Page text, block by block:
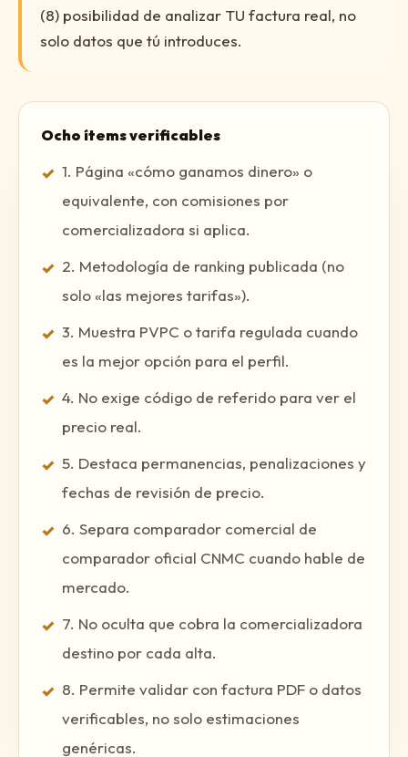
(8) posibilidad de analizar TU factura real, no
solo datos que tú introduces.
Ocho ítems verificables
✓ 1. Página «cómo ganamos dinero» o
equivalente, con comisiones por
comercializadora si aplica.
✓ 2. Metodología de ranking publicada (no
solo «las mejores tarifas»).
✓ 3. Muestra PVPC o tarifa regulada cuando
es la mejor opción para el perfil.
✓ 4. No exige código de referido para ver el
precio real.
✓ 5. Destaca permanencias, penalizaciones y
fechas de revisión de precio.
✓ 6. Separa comparador comercial de
comparador oficial CNMC cuando hable de
mercado.
✓ 7. No oculta que cobra la comercializadora
destino por cada alta.
✓ 8. Permite validar con factura PDF o datos
verificables, no solo estimaciones
genéricas.